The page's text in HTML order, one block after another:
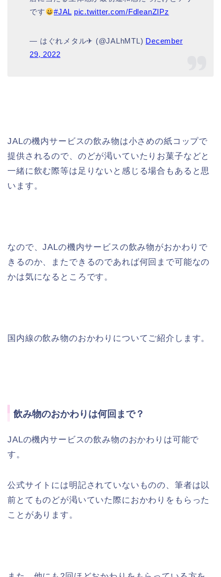
です
#JAL pic.twitter.com/FdleanZIPz
— はぐれメタル✈ (@JALhMTL) December
29, 2022
JALの機内サービスの飲み物は小さめの紙コップで
提供されるので、のどが渇いていたりお菓子などと
一緒に飲む際等は足りないと感じる場合もあると思
います。
なので、JALの機内サービスの飲み物がおかわりで
きるのか、またできるのであれば何回まで可能なの
かは気になるところです。
国内線の飲み物のおかわりについてご紹介します。
飲み物のおかわりは何回まで？
JALの機内サービスの飲み物のおかわりは可能で
す。
公式サイトには明記されていないものの、筆者は以
前とてものどが渇いていた際におかわりをもらった
ことがあります。